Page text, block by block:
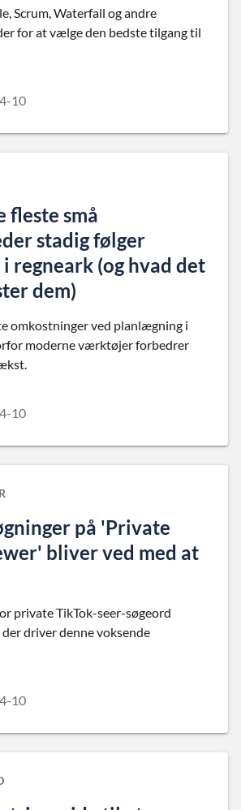
Scrum, Waterfall og andre
for at vælge den bedste tilgang til
10
fleste små
stadig følger
regneark (og hvad det
dem)
omkostninger ved planlægning i
moderne værktøjer forbedrer
10
på 'Private
bliver ved med at
private TikTok-seer-søgeord
driver denne voksende
10